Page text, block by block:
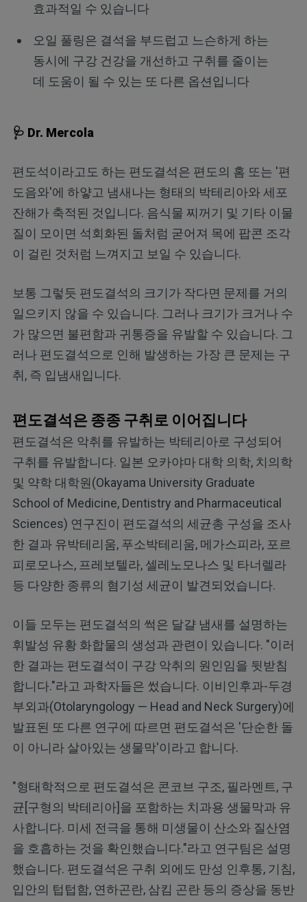
효과적일 수 있습니다
오일 풀링은 결석을 부드럽고 느슨하게 하는
동시에 구강 건강을 개선하고 구취를 줄이는
데 도움이 될 수 있는 또 다른 옵션입니다
🩺 Dr. Mercola
편도석이라고도 하는 편도결석은 편도의 홈 또는 '편
도음와'에 하얗고 냄새나는 형태의 박테리아와 세포
잔해가 축적된 것입니다. 음식물 찌꺼기 및 기타 이물
질이 모이면 석회화된 돌처럼 굳어져 목에 팝콘 조각
이 걸린 것처럼 느껴지고 보일 수 있습니다.
보통 그렇듯 편도결석의 크기가 작다면 문제를 거의
일으키지 않을 수 있습니다. 그러나 크기가 크거나 수
가 많으면 불편함과 귀통증을 유발할 수 있습니다. 그
러나 편도결석으로 인해 발생하는 가장 큰 문제는 구
취, 즉 입냄새입니다.
편도결석은 종종 구취로 이어집니다
편도결석은 악취를 유발하는 박테리아로 구성되어
구취를 유발합니다. 일본 오카야마 대학 의학, 치의학
및 약학 대학원(Okayama University Graduate
School of Medicine, Dentistry and Pharmaceutical
Sciences) 연구진이 편도결석의 세균총 구성을 조사
한 결과 유박테리움, 푸소박테리움, 메가스피라, 포르
피로모나스, 프레보텔라, 셀레노모나스 및 타너렐라
등 다양한 종류의 혐기성 세균이 발견되었습니다.
이들 모두는 편도결석의 썩은 달걀 냄새를 설명하는
휘발성 유황 화합물의 생성과 관련이 있습니다. "이러
한 결과는 편도결석이 구강 악취의 원인임을 뒷받침
합니다."라고 과학자들은 썼습니다. 이비인후과-두경
부외과(Otolaryngology — Head and Neck Surgery)에
발표된 또 다른 연구에 따르면 편도결석은 '단순한 돌
이 아니라 살아있는 생물막'이라고 합니다.
"형태학적으로 편도결석은 콘코브 구조, 필라멘트, 구
균[구형의 박테리아]을 포함하는 치과용 생물막과 유
사합니다. 미세 전극을 통해 미생물이 산소와 질산염
을 호흡하는 것을 확인했습니다."라고 연구팀은 설명
했습니다. 편도결석은 구취 외에도 만성 인후통, 기침,
입안의 텁텁함, 연하곤란, 삼킴 곤란 등의 증상을 동반